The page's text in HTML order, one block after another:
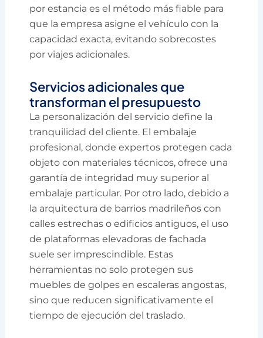
por estancia es el método más fiable para
que la empresa asigne el vehículo con la
capacidad exacta, evitando sobrecostes
por viajes adicionales.
Servicios adicionales que
transforman el presupuesto
La personalización del servicio define la
tranquilidad del cliente. El embalaje
profesional, donde expertos protegen cada
objeto con materiales técnicos, ofrece una
garantía de integridad muy superior al
embalaje particular. Por otro lado, debido a
la arquitectura de barrios madrileños con
calles estrechas o edificios antiguos, el uso
de plataformas elevadoras de fachada
suele ser imprescindible. Estas
herramientas no solo protegen sus
muebles de golpes en escaleras angostas,
sino que reducen significativamente el
tiempo de ejecución del traslado.